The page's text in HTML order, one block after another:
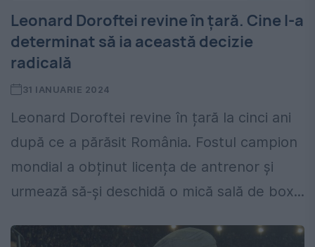
Leonard Doroftei revine în țară. Cine l-a
determinat să ia această decizie
radicală
31 IANUARIE 2024
Leonard Doroftei revine în țară la cinci ani
după ce a părăsit România. Fostul campion
mondial a obținut licența de antrenor și
urmează să-și deschidă o mică sală de box...